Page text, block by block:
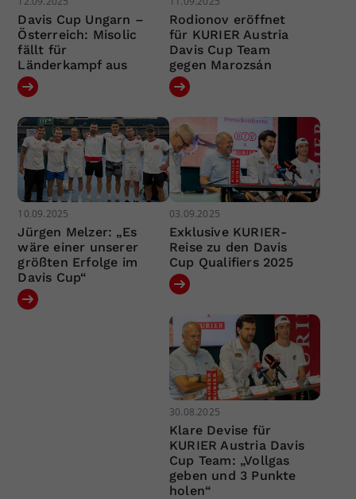
Davis Cup Ungarn –
Österreich: Misolic
fällt für
Länderkampf aus
Rodionov eröffnet
für KURIER Austria
Davis Cup Team
gegen Marozsán
10.09.2025
Jürgen Melzer: „Es
wäre einer unserer
größten Erfolge im
Davis Cup“
03.09.2025
Exklusive KURIER-
Reise zu den Davis
Cup Qualifiers 2025
30.08.2025
Klare Devise für
KURIER Austria Davis
Cup Team: „Vollgas
geben und 3 Punkte
holen“